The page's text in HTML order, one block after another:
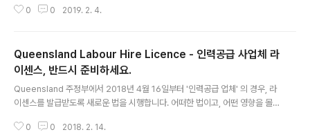
률 정보를 제공합니다.
언제까지 당해야만 하는걸까요? 채권회수란 정당히 받아야 할 돈을 법적 권리
게 대처할 수 있습니다. 전전긍긍하시지말고, 제대로 된 해법을 찾아야하지 않
을까요?
0 0 2019. 2. 4.
Queensland Labour Hire Licence - 인력공급 사업체 라
이센스, 반드시 준비하세요.
Queensland 주정부에서 2018년 4월 16일부터 '인력공급 업체' 의 경우, 라
이센스를 발급받도록 새로운 법을 시행합니다. 어떠한 법이고, 어떤 영향을 몰
0 0 2018. 2. 14.